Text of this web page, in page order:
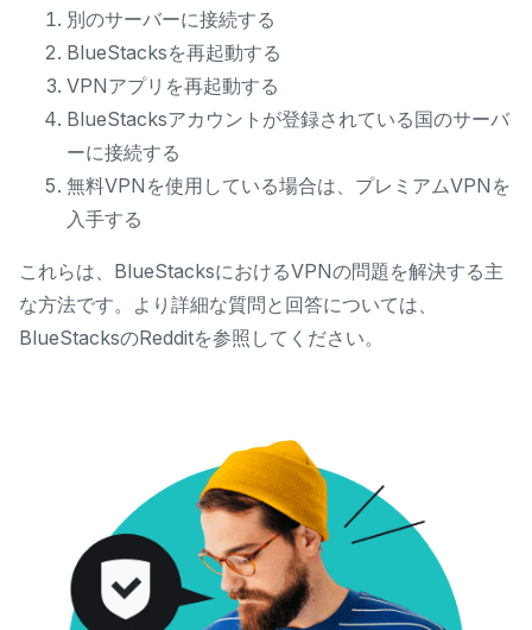
別のサーバーに接続する
BlueStacksを再起動する
VPNアプリを再起動する
BlueStacksアカウントが登録されている国のサーバ
ーに接続する
無料VPNを使用している場合は、プレミアムVPNを
入手する
これらは、BlueStacksにおけるVPNの問題を解決する主
な方法です。より詳細な質問と回答については、
BlueStacksのRedditを参照してください。